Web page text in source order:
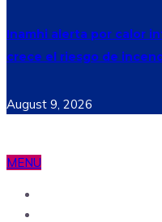
Inamhi alerta por calor
crece el riesgo de
August 9, 2026
MENU